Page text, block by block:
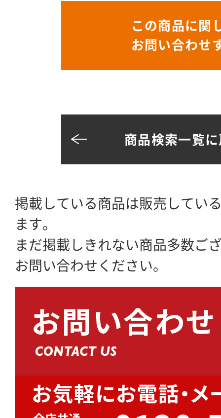
この商品に関
お問い合わせ
商品検索一覧
掲載している商品は販売してい
ます。
まだ掲載しきれない商品多数ご
お問い合わせください。